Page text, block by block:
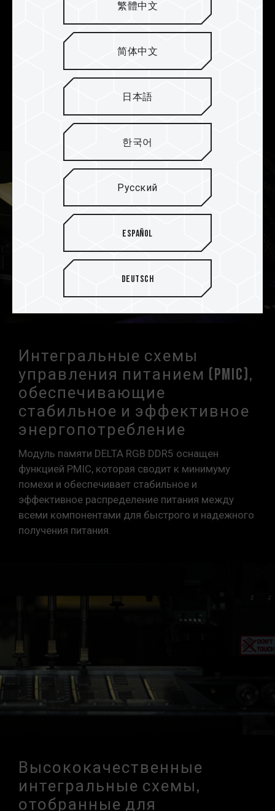
Встроенная функция ECC для
стабильной работы
Модуль памяти DELTA RGB DDR5 поддерживает
встроенную функцию ECC, которая обеспечивает
коррекцию и обнаружение ошибок, чтобы
гарантировать стабильность системы в целом.
Интегральные схемы
управления питанием (PMIC),
обеспечивающие
стабильное и эффективное
энергопотребление
Модуль памяти DELTA RGB DDR5 оснащен
функцией PMIC, которая сводит к минимуму
помехи и обеспечивает стабильное и
эффективное распределение питания между
всеми компонентами для быстрого и надежного
получения питания.
Высококачественные
интегральные схемы,
отобранные для
繁體中文
简体中文
日本語
한국어
Русский
Español
Deutsch